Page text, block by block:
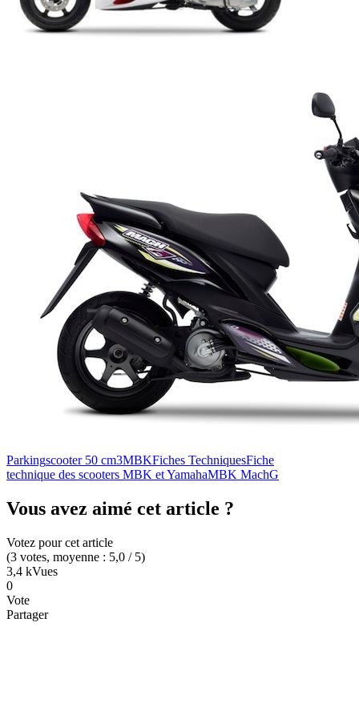
Parkingscooter 50 cm3MBKFiches TechniquesFiche
technique des scooters MBK et YamahaMBK MachG
Vous avez aimé cet article ?
Votez pour cet article
(3 votes, moyenne : 5,0 / 5)
3,4 kVues
0
Vote
Partager